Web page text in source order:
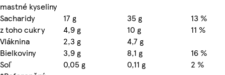
mastné kyseliny
Sacharidy
17 g 35 g
13 %
z toho cukry
4,9 g 10 g
11 %
Vláknina
2,3 g
4,7 g
Bielkoviny
3,9 g 8,1 g
16 %
Soľ
0,05 g 0,11 g
2 %